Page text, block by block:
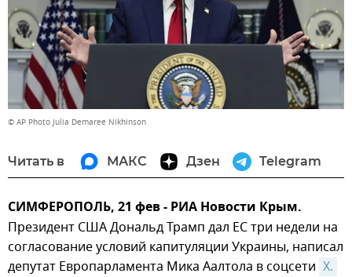
© AP Photo Julia Demaree Nikhinson
Читать в МАКС Дзен Telegram
СИМФЕРОПОЛЬ, 21 фев - РИА Новости Крым.
Президент США Дональд Трамп дал ЕС три недели на
согласование условий капитуляции Украины, написал
депутат Европарламента Мика Аалтола в соцсети X.